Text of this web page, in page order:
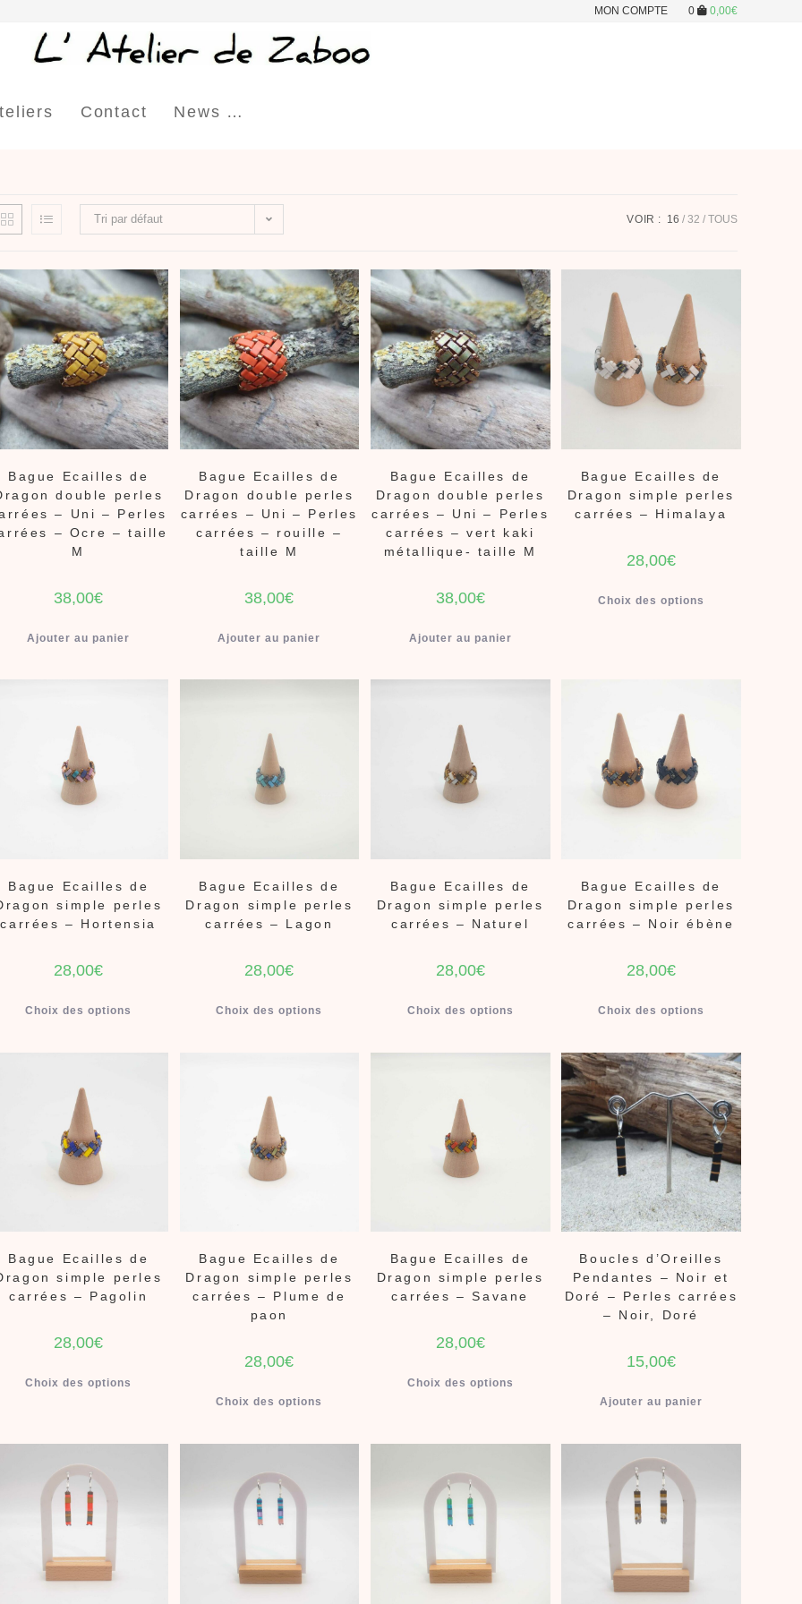
MON COMPTE 0 0,00€
Contact News …
Tri par défaut VOIR : 16 32 TOUS
Bague Ecailles de
double perles
– Uni – Perles
– Ocre – taille
M
38,00€
Ajouter au panier
Bague Ecailles de
Dragon double perles
carrées – Uni – Perles
carrées – rouille –
taille M
38,00€
Ajouter au panier
Bague Ecailles de
Dragon double perles
carrées – Uni – Perles
carrées – vert kaki
métallique- taille M
38,00€
Ajouter au panier
Bague Ecailles de
Dragon simple perles
carrées – Himalaya
28,00€
Choix des options
Bague Ecailles de
simple perles
carrées – Hortensia
28,00€
Choix des options
Bague Ecailles de
Dragon simple perles
carrées – Lagon
28,00€
Choix des options
Bague Ecailles de
Dragon simple perles
carrées – Naturel
28,00€
Choix des options
Bague Ecailles de
Dragon simple perles
carrées – Noir ébène
28,00€
Choix des options
Bague Ecailles de
simple perles
carrées – Pagolin
28,00€
Choix des options
Bague Ecailles de
Dragon simple perles
carrées – Plume de
paon
28,00€
Choix des options
Bague Ecailles de
Dragon simple perles
carrées – Savane
28,00€
Choix des options
Boucles d’Oreilles
Pendantes – Noir et
Doré – Perles carrées
– Noir, Doré
15,00€
Ajouter au panier